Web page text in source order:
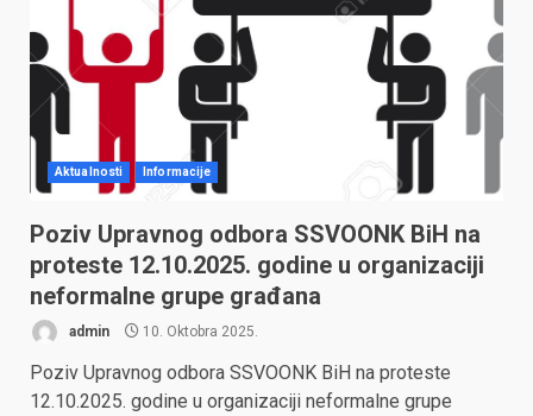
Aktualnosti Informacije
Poziv Upravnog odbora SSVOONK BiH na
proteste 12.10.2025. godine u organizaciji
neformalne grupe građana
admin 10. Oktobra 2025.
Poziv Upravnog odbora SSVOONK BiH na proteste
12.10.2025. godine u organizaciji neformalne grupe